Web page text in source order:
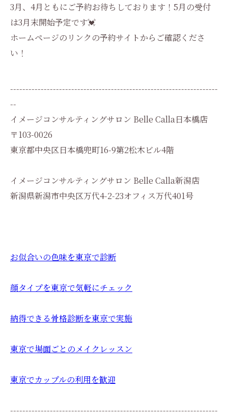
3月、4月ともにご予約お待ちしております！5月の受付
は3月末開始予定です💓
ホームページのリンクの予約サイトからご確認くださ
い！
--------------------------------------------------------------------
--
イメージコンサルティングサロン Belle Calla日本橋店
〒103-0026
東京都中央区日本橋兜町16-9第2松木ビル4階
イメージコンサルティングサロン Belle Calla新潟店
新潟県新潟市中央区万代4-2-23オフィス万代401号
お似合いの色味を東京で診断
顔タイプを東京で気軽にチェック
納得できる骨格診断を東京で実施
東京で場面ごとのメイクレッスン
東京でカップルの利用を歓迎
--------------------------------------------------------------------